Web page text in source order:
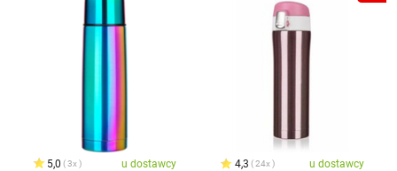
5,0 3x u dostawcy 4,3 24x u dostawcy